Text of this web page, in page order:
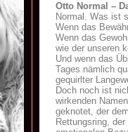
Otto Normal –
Normal. Was ist
Wenn das
Wenn das
wie der unseren
Und wenn das
Tages nämlich
gequirlter
Doch noch ist
wirkenden
geknotet, der
Rettungsring,